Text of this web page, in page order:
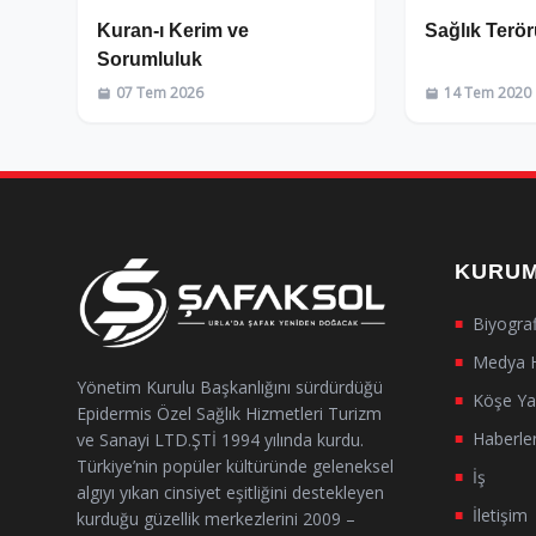
Kuran-ı Kerim ve
Sorumluluk
07 Tem 2026
Sağlık
14 Tem 2020
Yönetim Kurulu Başkanlığını sürdürdüğü
Epidermis Özel Sağlık Hizmetleri Turizm
ve Sanayi LTD.ŞTİ 1994 yılında kurdu.
Türkiye’nin popüler kültüründe geleneksel
algıyı yıkan cinsiyet eşitliğini destekleyen
kurduğu güzellik merkezlerini 2009 –
■
■ Medya
■ Köşe
■
■ İş
■ İletişim